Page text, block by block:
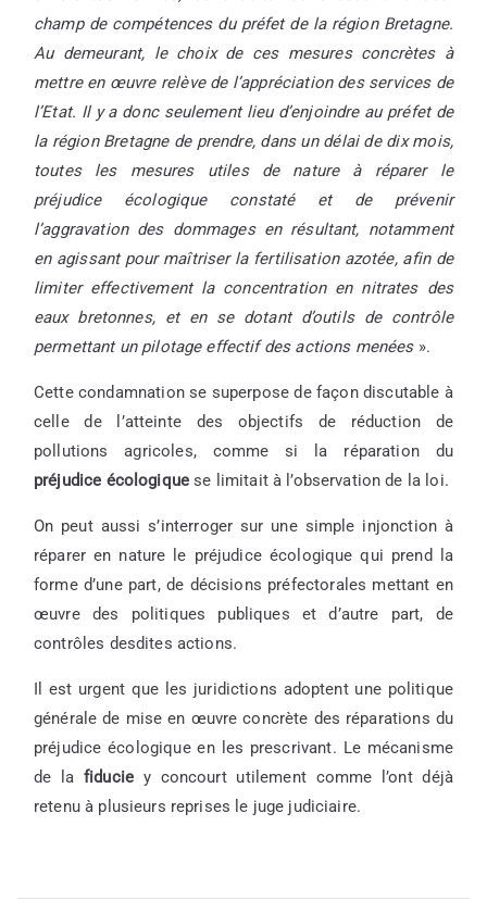
champ de compétences du préfet de la région Bretagne.
Au demeurant, le choix de ces mesures concrètes à
mettre en œuvre relève de l’appréciation des services de
l’Etat. Il y a donc seulement lieu d’enjoindre au préfet de
la région Bretagne de prendre, dans un délai de dix mois,
toutes les mesures utiles de nature à réparer le
préjudice écologique constaté et de prévenir
l’aggravation des dommages en résultant, notamment
en agissant pour maîtriser la fertilisation azotée, afin de
limiter effectivement la concentration en nitrates des
eaux bretonnes, et en se dotant d’outils de contrôle
permettant un pilotage effectif des actions menées».
Cette condamnation se superpose de façon discutable à
celle de l’atteinte des objectifs de réduction de
pollutions agricoles, comme si la réparation du
préjudice écologique se limitait à l’observation de la loi.
On peut aussi s’interroger sur une simple injonction à
réparer en nature le préjudice écologique qui prend la
forme d’une part, de décisions préfectorales mettant en
œuvre des politiques publiques et d’autre part, de
contrôles desdites actions.
Il est urgent que les juridictions adoptent une politique
générale de mise en œuvre concrète des réparations du
préjudice écologique en les prescrivant. Le mécanisme
de la fiducie y concourt utilement comme l’ont déjà
retenu à plusieurs reprises le juge judiciaire.